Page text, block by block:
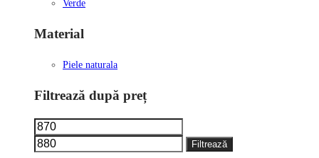
Verde
Material
Piele naturala
Filtrează după preț
Preț
minim
maxim
Filtrează